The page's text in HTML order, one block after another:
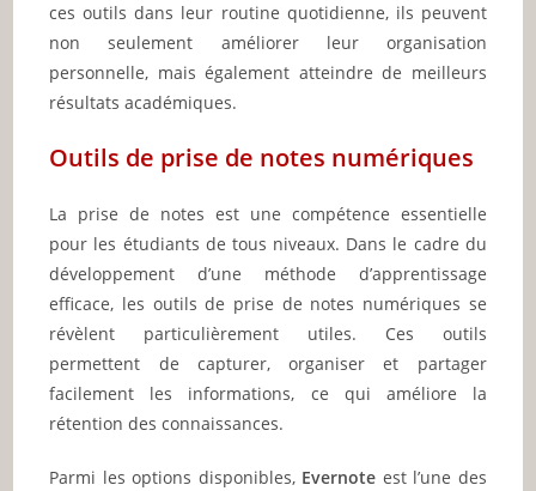
ces outils dans leur routine quotidienne, ils peuvent
non seulement améliorer leur organisation
personnelle, mais également atteindre de meilleurs
résultats académiques.
Outils de prise de notes numériques
La prise de notes est une compétence essentielle
pour les étudiants de tous niveaux. Dans le cadre du
développement d’une méthode d’apprentissage
efficace, les outils de prise de notes numériques se
révèlent particulièrement utiles. Ces outils
permettent de capturer, organiser et partager
facilement les informations, ce qui améliore la
rétention des connaissances.
Parmi les options disponibles, Evernote est l’une des